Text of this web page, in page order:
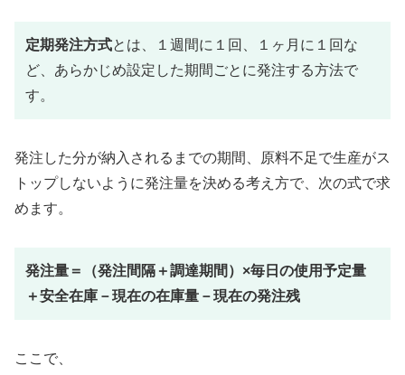
定期発注方式とは、１週間に１回、１ヶ月に１回な
ど、あらかじめ設定した期間ごとに発注する方法で
す。
発注した分が納入されるまでの期間、原料不足で生産がス
トップしないように発注量を決める考え方で、次の式で求
めます。
発注量＝（発注間隔＋調達期間）×毎日の使用予定量
＋安全在庫－現在の在庫量－現在の発注残
ここで、